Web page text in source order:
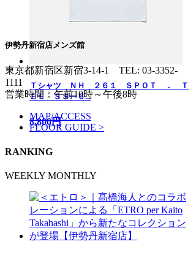
Ｔシャツ ＮＨ ２６１ ＳＰＯＴ ． Ｔ
ＥＥ ＳＳー６...
8,800円
伊勢丹新宿店メンズ館
東京都新宿区新宿3-14-1 TEL: 03-3352-
1111
営業時間：午前10時～午後8時
MAP/ACCESS
FLOOR GUIDE >
RANKING
WEEKLY MONTHLY